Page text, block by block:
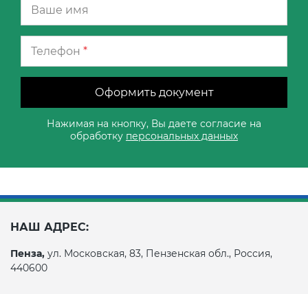
Телефон *
Оформить документ
Нажимая на кнопку, Вы даете согласие на
обработку персональных данных
НАШ АДРЕС:
Пенза, ул. Московская, 83, Пензенская обл., Россия,
440600